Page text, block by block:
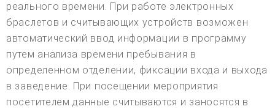
реального времени. При работе электронных
браслетов и считывающих устройств возможен
автоматический ввод информации в программу
путем анализа времени пребывания в
определенном отделении, фиксации входа и выхода
в заведение. При посещении мероприятия
посетителем данные считываются и заносятся в